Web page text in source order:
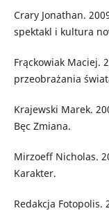
Crary Jonathan.
spektakl i kultura
Frąckowiak Maciej.
przeobrażania
Krajewski Marek.
Bęc Zmiana.
Mirzoeff Nicholas.
Karakter.
Redakcja Fotopolis.